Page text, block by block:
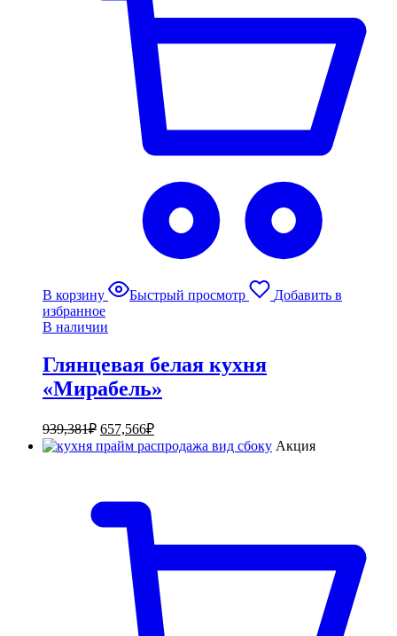
В корзину Быстрый просмотр
Добавить в
избранное
В наличии
Глянцевая белая кухня
«Мирабель»
939,381₽ 657,566₽
Акция